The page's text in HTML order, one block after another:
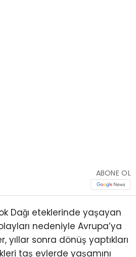
ABONE OL
Dağı eteklerinde yaşayan
nedeniyle Avrupa’ya
yıllar sonra dönüş yaptıkları
taş evlerde yaşamını